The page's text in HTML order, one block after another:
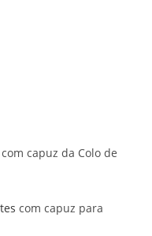
com capuz da Colo de
com capuz para